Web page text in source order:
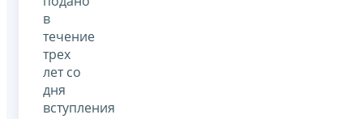
в
течение
трех
лет со
дня
вступления